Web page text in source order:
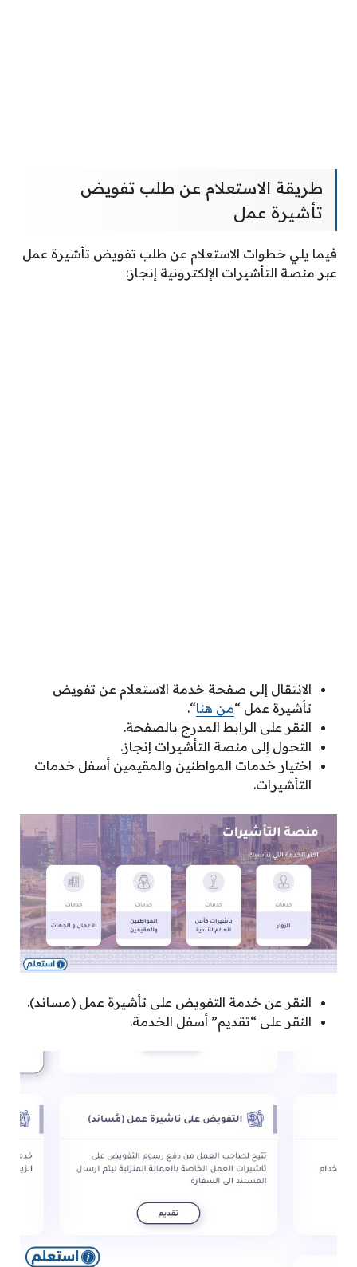
طريقة الاستعلام عن طلب تفويض
تأشيرة عمل
فيما يلي خطوات الاستعلام عن طلب تفويض تأشيرة عمل
عبر منصة التأشيرات الإلكترونية إنجاز:
الانتقال إلى صفحة خدمة الاستعلام عن تفويض
تأشيرة عمل “من هنا“.
النقر على الرابط المدرج بالصفحة.
التحول إلى منصة التأشيرات إنجاز.
اختيار خدمات المواطنين والمقيمين أسفل خدمات
التأشيرات.
النقر عن خدمة التفويض على تأشيرة عمل (مساند).
النقر على “تقديم” أسفل الخدمة.